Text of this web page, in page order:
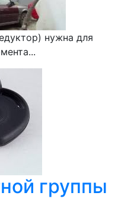
нужна для
группы